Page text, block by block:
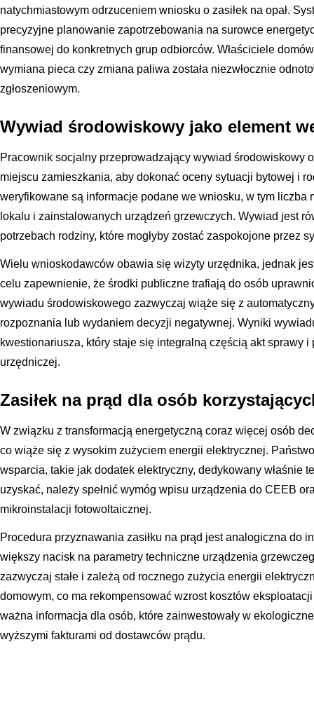
natychmiastowym odrzuceniem wniosku o zasiłek na opał.
precyzyjne planowanie zapotrzebowania na surowce
finansowej do konkretnych grup odbiorców. Właściciele
wymiana pieca czy zmiana paliwa została niezwłocznie
zgłoszeniowym.
Wywiad środowiskowy jako element
Pracownik socjalny przeprowadzający wywiad środowiskowy
miejscu zamieszkania, aby dokonać oceny sytuacji bytowej i
weryfikowane są informacje podane we wniosku, w tym liczba
lokalu i zainstalowanych urządzeń grzewczych. Wywiad jest
potrzebach rodziny, które mogłyby zostać zaspokojone przez
Wielu wnioskodawców obawia się wizyty urzędnika, jednak
celu zapewnienie, że środki publiczne trafiają do osób
wywiadu środowiskowego zazwyczaj wiąże się z
rozpoznania lub wydaniem decyzji negatywnej. Wyniki
kwestionariusza, który staje się integralną częścią akt sprawy
urzędniczej.
Zasiłek na prąd dla osób
W związku z transformacją energetyczną coraz więcej osób
co wiąże się z wysokim zużyciem energii elektrycznej.
wsparcia, takie jak dodatek elektryczny, dedykowany właśnie
uzyskać, należy spełnić wymóg wpisu urządzenia do CEEB
mikroinstalacji fotowoltaicznej.
Procedura przyznawania zasiłku na prąd jest analogiczna do
większy nacisk na parametry techniczne urządzenia
zazwyczaj stałe i zależą od rocznego zużycia energii
domowym, co ma rekompensować wzrost kosztów
ważna informacja dla osób, które zainwestowały w
wyższymi fakturami od dostawców prądu.